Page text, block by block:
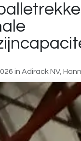
in Adirack NV,